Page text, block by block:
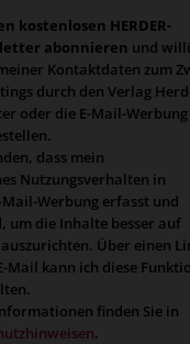
kostenlosen HERDER-
abonnieren und
Kontaktdaten zum
durch den Verlag
oder die E-Mail-
dass mein
Nutzungsverhalten in
Werbung erfasst und
um die Inhalte besser auf
Über einen
Mail kann ich diese
finden Sie in
.